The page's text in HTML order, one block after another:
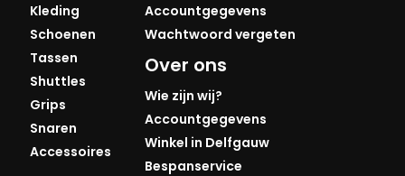
Kleding
Schoenen
Tassen
Shuttles
Grips
Snaren
Accessoires
Accountgegevens
Wachtwoord vergeten
Over ons
Wie zijn wij?
Accountgegevens
Winkel in Delfgauw
Bespanservice